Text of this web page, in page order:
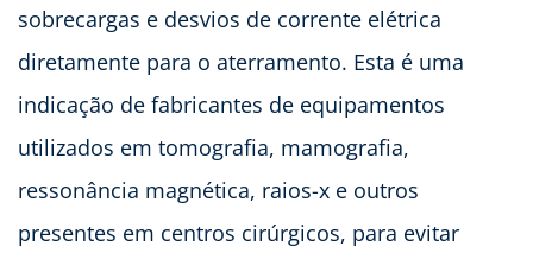
sobrecargas e desvios de corrente elétrica
diretamente para o aterramento. Esta é uma
indicação de fabricantes de equipamentos
utilizados em tomografia, mamografia,
ressonância magnética, raios-x e outros
presentes em centros cirúrgicos, para evitar